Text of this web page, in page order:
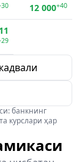
12 000+40
11
банкнинг
курслари ҳар